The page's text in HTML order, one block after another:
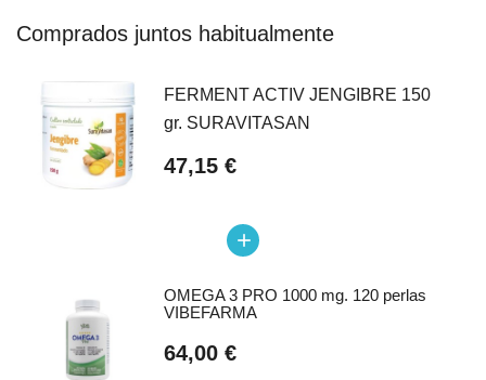
Comprados juntos habitualmente
FERMENT ACTIV JENGIBRE 150
gr. SURAVITASAN
47,15 €
add
OMEGA 3 PRO 1000 mg. 120 perlas
VIBEFARMA
64,00 €